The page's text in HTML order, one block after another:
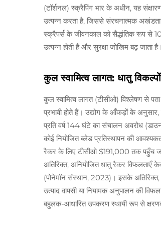
(टॉर्शनल) स्क्रैपिंग भार के अधीन, यह
उत्पन्न करता है, जिससे संरचनात्मक
स्क्रैपर्स के जीवनकाल को सैद्धांतिक रूप से
उत्पन्न होती हैं और सुरक्षा जोखिम बढ़ जाता है।
कुल स्वामित्व लागत: धातु
कुल स्वामित्व लागत (टीसीओ) विश्लेषण से
प्रभावी होते हैं। उद्योग के आँकड़ों के
प्रति वर्ष 144 घंटे का संचालन अवरोध
कोई नियोजित ब्लेड प्रतिस्थापन की
रैकर के लिए टीसीओ $191,000 तक पहुँच
अतिरिक्त, अनियोजित धातु रैकर विफलताएँ
(पोनेमॉन संस्थान, 2023)। इसके
उत्पाद वापसी या नियामक अनुपालन की
बहुलक-आधारित उपकरण स्थायी रूप से